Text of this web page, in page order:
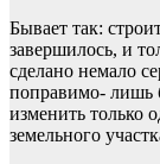
Бывает так:
завершилось, и
сделано немало
поправимо- лишь
изменить только
земельного